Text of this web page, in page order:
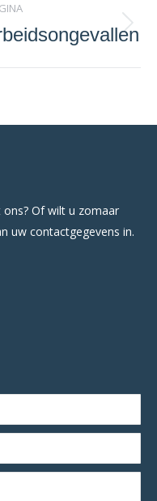
Of wilt u zomaar
uw contactgegevens in.